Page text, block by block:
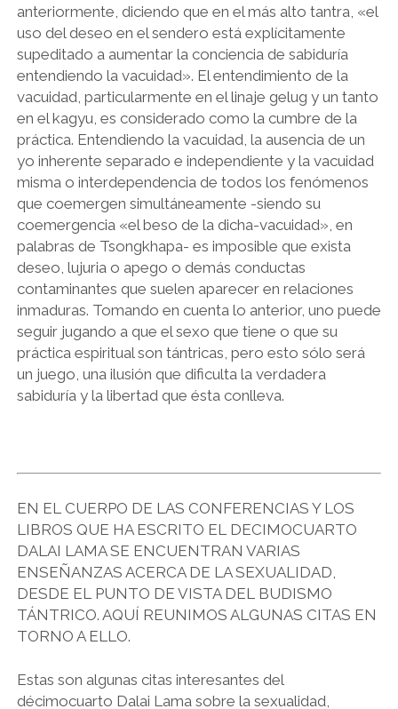
anteriormente, diciendo que en el más alto tantra, «el
uso del deseo en el sendero está explícitamente
supeditado a aumentar la conciencia de sabiduría
entendiendo la vacuidad». El entendimiento de la
vacuidad, particularmente en el linaje gelug y un tanto
en el kagyu, es considerado como la cumbre de la
práctica. Entendiendo la vacuidad, la ausencia de un
yo inherente separado e independiente y la vacuidad
misma o interdependencia de todos los fenómenos
que coemergen simultáneamente -siendo su
coemergencia «el beso de la dicha-vacuidad», en
palabras de Tsongkhapa- es imposible que exista
deseo, lujuria o apego o demás conductas
contaminantes que suelen aparecer en relaciones
inmaduras. Tomando en cuenta lo anterior, uno puede
seguir jugando a que el sexo que tiene o que su
práctica espiritual son tántricas, pero esto sólo será
un juego, una ilusión que dificulta la verdadera
sabiduría y la libertad que ésta conlleva.
EN EL CUERPO DE LAS CONFERENCIAS Y LOS
LIBROS QUE HA ESCRITO EL DECIMOCUARTO
DALAI LAMA SE ENCUENTRAN VARIAS
ENSEÑANZAS ACERCA DE LA SEXUALIDAD,
DESDE EL PUNTO DE VISTA DEL BUDISMO
TÁNTRICO. AQUÍ REUNIMOS ALGUNAS CITAS EN
TORNO A ELLO.
Estas son algunas citas interesantes del
décimocuarto Dalai Lama sobre la sexualidad,